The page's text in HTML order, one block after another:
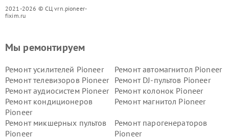
2021-2026 © СЦ vrn.pioneer-
fixim.ru
Мы ремонтируем
Ремонт усилителей Pioneer
Ремонт автомагнитол Pioneer
Ремонт телевизоров Pioneer
Ремонт DJ-пультов Pioneer
Ремонт аудиосистем Pioneer
Ремонт колонок Pioneer
Ремонт кондиционеров
Pioneer
Ремонт магнитол Pioneer
Ремонт микшерных пультов
Pioneer
Ремонт парогенераторов
Pioneer